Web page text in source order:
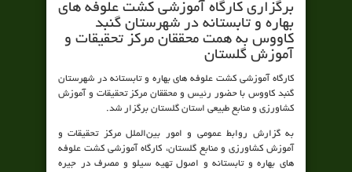
برگزاری کارگاه آموزشی کشت علوفه های
بهاره و تابستانه در شهرستان گنبد
کاووس به همت محققان مرکز تحقیقات و
آموزش گلستان
کارگاه آموزشی کشت علوفه های بهاره و تابستانه در شهرستان
گنبد کاووس با حضور رئیس و محققان مرکز تحقیقات و آموزش
کشاورزی و منابع طبیعی استان گلستان برگزار شد.
به گزارش روابط عمومی و امور بین‌الملل مرکز تحقیقات و
آموزش کشاورزی و منابع گلستان، کارگاه آموزشی کشت علوفه
های بهاره و تابستانه و اصول تهیه سیلو و مصرف در جیره